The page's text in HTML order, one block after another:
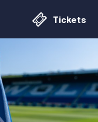
Tickets